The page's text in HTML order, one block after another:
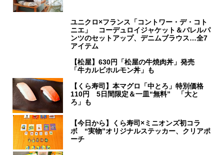
ユニクロ×フランス「コントワー・デ・コト
ニエ」 コーデュロイジャケット＆バレルパ
ンツのセットアップ、デニムブラウス…全7
アイテム
【松屋】630円「松屋の牛焼肉丼」発売
「牛カルビホルモン丼」も
【くら寿司】本マグロ「中とろ」特別価格
110円 5日間限定＆一皿“無料” 「大と
ろ」も
【今日から】くら寿司×ミニオンズ初コラ
ボ “実物”オリジナルステッカー、クリアポ
ーチ